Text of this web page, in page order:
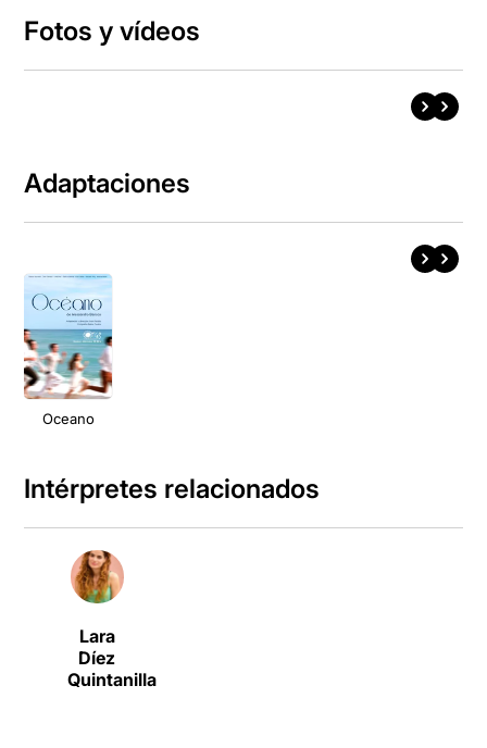
Fotos y vídeos
Adaptaciones
Oceano
Intérpretes relacionados
Lara
Díez
Quintanilla